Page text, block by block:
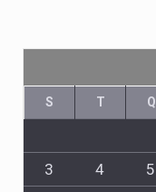
S T Q
3
4 5